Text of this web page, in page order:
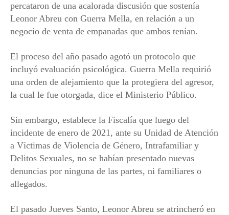
percataron de una acalorada discusión que sostenía
Leonor Abreu con Guerra Mella, en relación a un
negocio de venta de empanadas que ambos tenían.
El proceso del año pasado agotó un protocolo que
incluyó evaluación psicológica. Guerra Mella requirió
una orden de alejamiento que la protegiera del agresor,
la cual le fue otorgada, dice el Ministerio Público.
Sin embargo, establece la Fiscalía que luego del
incidente de enero de 2021, ante su Unidad de Atención
a Víctimas de Violencia de Género, Intrafamiliar y
Delitos Sexuales, no se habían presentado nuevas
denuncias por ninguna de las partes, ni familiares o
allegados.
El pasado Jueves Santo, Leonor Abreu se atrincheró en